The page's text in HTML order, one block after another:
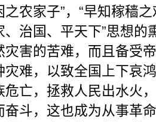
之农家子”，“早知稼穑之
、治国、平天下”思想
灾害的苦难，而且备受
灾难，以致全国上下哀
危亡，拯救人民出水火
奋斗，这也成为从事革